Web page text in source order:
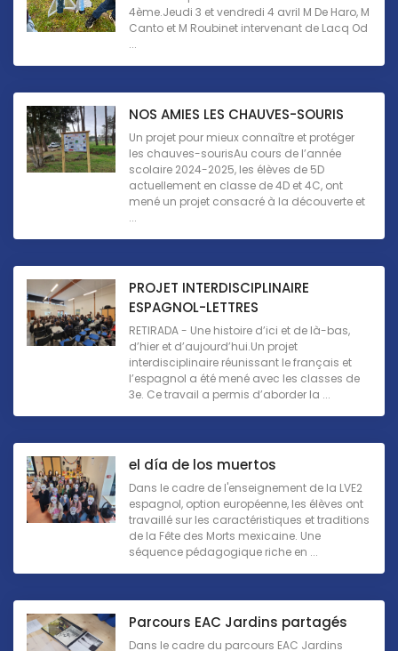
4ème.Jeudi 3 et vendredi 4 avril M De Haro, M
Canto et M Roubinet intervenant de Lacq Od
...
NOS AMIES LES CHAUVES-SOURIS
Un projet pour mieux connaître et protéger
les chauves-sourisAu cours de l’année
scolaire 2024-2025, les élèves de 5D
actuellement en classe de 4D et 4C, ont
mené un projet consacré à la découverte et
...
PROJET INTERDISCIPLINAIRE
ESPAGNOL-LETTRES
RETIRADA - Une histoire d’ici et de là-bas,
d’hier et d’aujourd’hui.Un projet
interdisciplinaire réunissant le français et
l’espagnol a été mené avec les classes de
3e. Ce travail a permis d’aborder la ...
el día de los muertos
Dans le cadre de l'enseignement de la LVE2
espagnol, option européenne, les élèves ont
travaillé sur les caractéristiques et traditions
de la Fête des Morts mexicaine. Une
séquence pédagogique riche en ...
Parcours EAC Jardins partagés
Dans le cadre du parcours EAC Jardins